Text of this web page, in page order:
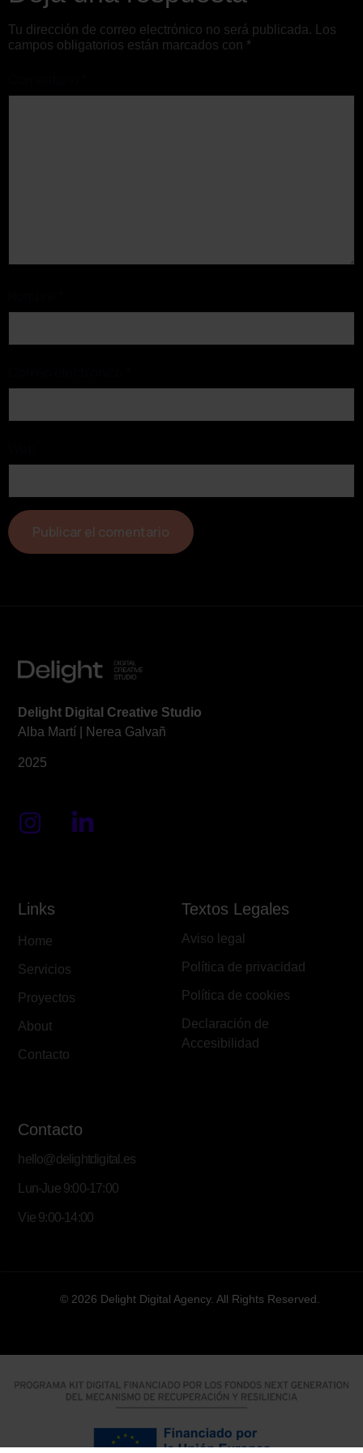
Tu dirección de correo electrónico no será publicada.
Los
campos obligatorios están marcados con *
Delight Digital Creative Studio
Alba Martí | Nerea Galvañ
2025
Links
Home
Servicios
Proyectos
About
Contacto
Textos Legales
Aviso legal
Política de privacidad
Política de cookies
Declaración de
Accesibilidad
Contacto
hello@delightdigital.es
Lun-Jue 9:00-17:00
Vie 9:00-14:00
© 2026 Delight Digital Agency. All Rights Reserved.